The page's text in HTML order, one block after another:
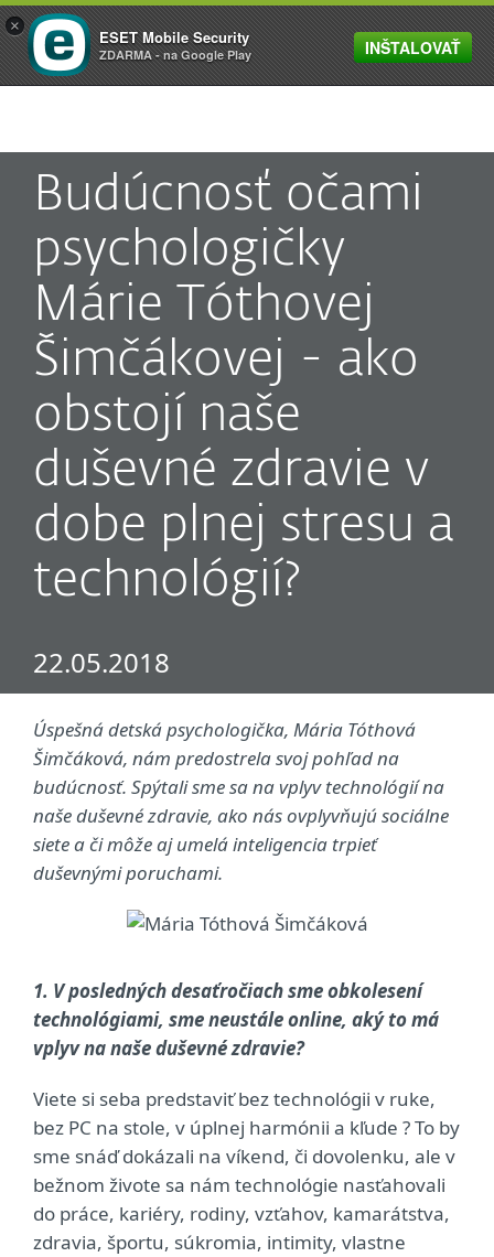
MENU
Budúcnosť očami
psychologičky
Márie Tóthovej
Šimčákovej - ako
obstojí naše
duševné zdravie v
dobe plnej stresu a
technológií?
22.05.2018
Úspešná detská psychologička, Mária Tóthová
Šimčáková, nám predostrela svoj pohľad na
budúcnosť. Spýtali sme sa na vplyv technológií na
naše duševné zdravie, ako nás ovplyvňujú sociálne
siete a či môže aj umelá inteligencia trpieť
duševnými poruchami.
1. V posledných desaťročiach sme obkolesení
technológiami, sme neustále online, aký to má
vplyv na naše duševné zdravie?
Viete si seba predstaviť bez technológii v ruke,
bez PC na stole, v úplnej harmónii a kľude ? To by
sme snáď dokázali na víkend, či dovolenku, ale v
bežnom živote sa nám technológie nasťahovali
do práce, kariéry, rodiny, vzťahov, kamarátstva,
zdravia, športu, súkromia, intimity, vlastne
×
ESET Mobile Security
ZDARMA - na Google Play INŠTALOVAŤ